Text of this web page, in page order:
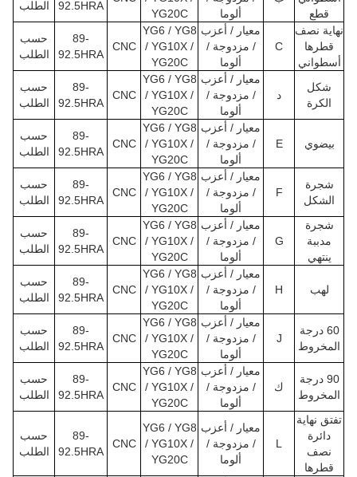
قطع
ألوما
YG20C
92.5HRA
الطلب
نهاية نصف
قطرها
أسطواني
C
معيار / أعزب
/ مزدوجة /
ألوما
YG6 / YG8
/ YG10X /
YG20C
CNC
89-
92.5HRA
حسب
الطلب
شكل
الكرة
معيار / أعزب
/ مزدوجة /
ألوما
YG6 / YG8
/ YG10X /
YG20C
CNC
89-
92.5HRA
حسب
الطلب
بيضوي E
معيار / أعزب
/ مزدوجة /
ألوما
YG6 / YG8
/ YG10X /
YG20C
CNC
89-
92.5HRA
حسب
الطلب
شجرة
الشكل
F
معيار / أعزب
/ مزدوجة /
ألوما
YG6 / YG8
/ YG10X /
YG20C
CNC
89-
92.5HRA
حسب
الطلب
شجرة
مدببة
ينتهي
G
معيار / أعزب
/ مزدوجة /
ألوما
YG6 / YG8
/ YG10X /
YG20C
CNC
89-
92.5HRA
حسب
الطلب
لهب H
معيار / أعزب
/ مزدوجة /
ألوما
YG6 / YG8
/ YG10X /
YG20C
CNC
89-
92.5HRA
حسب
الطلب
60 درجة
المخروط
معيار / أعزب
/ مزدوجة /
ألوما
YG6 / YG8
/ YG10X /
YG20C
CNC
89-
92.5HRA
حسب
الطلب
90 درجة
المخروط
ك
معيار / أعزب
/ مزدوجة /
ألوما
YG6 / YG8
/ YG10X /
YG20C
CNC
89-
92.5HRA
حسب
الطلب
تفتق نهاية
دائرة
نصف
قطرها
معيار / أعزب
/ مزدوجة /
ألوما
YG6 / YG8
/ YG10X /
YG20C
CNC
89-
92.5HRA
حسب
الطلب